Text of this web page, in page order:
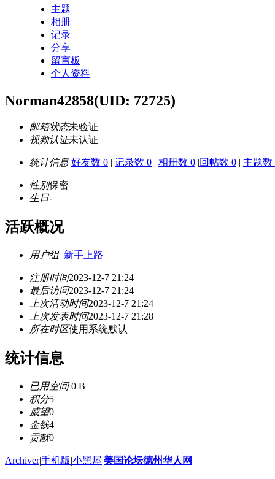
主题
相册
记录
分享
留言板
个人资料
Norman42858(UID: 72725)
邮箱状态未验证
视频认证未认证
统计信息 好友数 0 | 记录数 0 | 相册数 0 |回帖数 0 | 主题数
性别保密
生日-
活跃概况
用户组 新手上路
注册时间2023-12-7 21:24
最后访问2023-12-7 21:24
上次活动时间2023-12-7 21:24
上次发表时间2023-12-7 21:28
所在时区使用系统默认
统计信息
已用空间0 B
积分5
威望0
金钱4
贡献0
Archiver|手机版|小黑屋|美国论坛德州华人网